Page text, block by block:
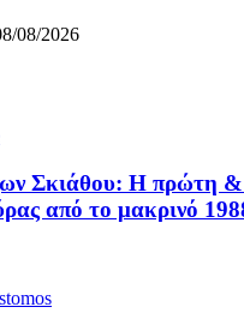
08/2026
Σκιάθου: Η πρώτη &
από το μακρινό